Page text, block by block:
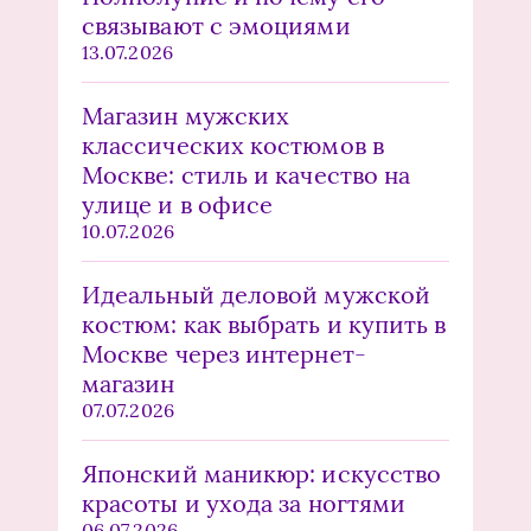
связывают с эмоциями
13.07.2026
Магазин мужских
классических костюмов в
Москве: стиль и качество на
улице и в офисе
10.07.2026
Идеальный деловой мужской
костюм: как выбрать и купить в
Москве через интернет-
магазин
07.07.2026
Японский маникюр: искусство
красоты и ухода за ногтями